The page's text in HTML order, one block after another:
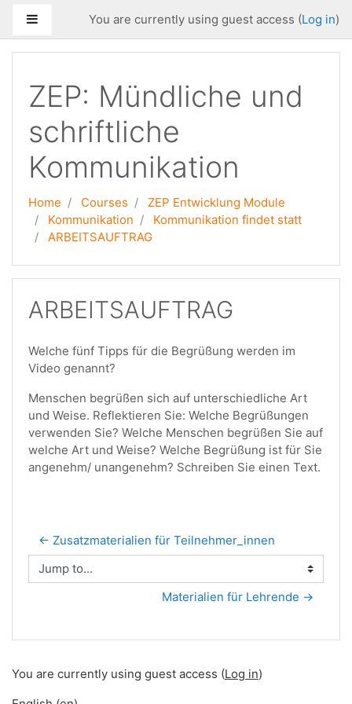
Side panelYou are currently using guest access (Log in)
ZEP: Mündliche und
schriftliche
Kommunikation
Home Courses
ZEP Entwicklung Module
Kommunikation
Kommunikation findet statt
ARBEITSAUFTRAG
ARBEITSAUFTRAG
Welche fünf Tipps für die Begrüßung werden im
Video genannt?
Menschen begrüßen sich auf unterschiedliche Art
und Weise. Reflektieren Sie: Welche Begrüßungen
verwenden Sie? Welche Menschen begrüßen Sie auf
welche Art und Weise? Welche Begrüßung ist für Sie
angenehm/ unangenehm? Schreiben Sie einen Text.
← Zusatzmaterialien für Teilnehmer_innen
Jump to...
Materialien für Lehrende →
You are currently using guest access (Log in)